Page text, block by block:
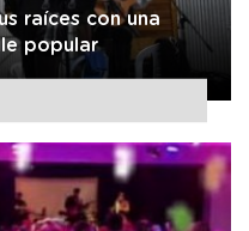
raíces con una
popular